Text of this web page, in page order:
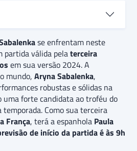
Sabalenkase enfrentam na
Garros 2024.Na principal
calendário do tênis e único
nesta superfície, a
do mundo,Aryna Sabalenka ,
adversária a espanholaPaula
de vitória da Aryna Sabalenka,
que não atravessa um
carreira. Além disso, há a
seja resolvida em
se enfrentam neste
partida válida pelaterceira
em sua versão 2024. A
mundo, Aryna Sabalenka,
robustas e sólidas na
uma forte candidata ao troféu do
temporada. Como sua terceira
França, terá a espanhola Paula
de início da partida é às 9h